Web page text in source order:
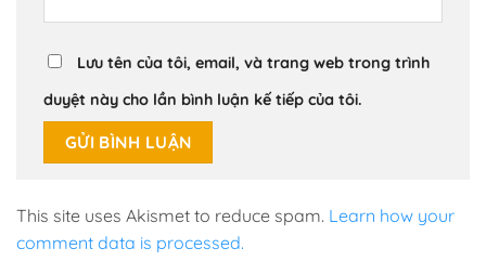
Lưu tên của tôi, email, và trang web trong trình
duyệt này cho lần bình luận kế tiếp của tôi.
This site uses Akismet to reduce spam. Learn how your
comment data is processed.